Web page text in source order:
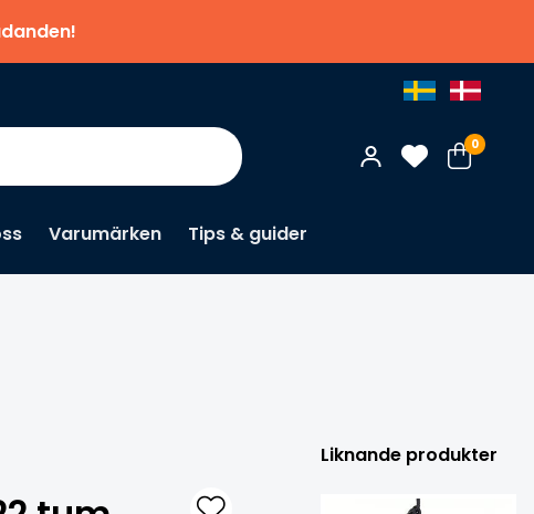
0
Varumärken Tips & guider
Liknande produkter